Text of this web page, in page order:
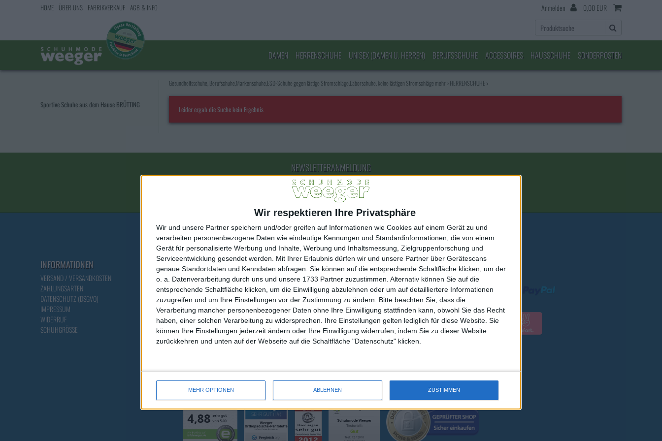
Wir respektieren Ihre Privatsphäre
Wir und unsere Partner speichern und/oder greifen auf Informationen wie Cookies auf einem Gerät zu und
verarbeiten personenbezogene Daten wie eindeutige Kennungen und Standardinformationen, die von einem
Gerät für personalisierte Werbung und Inhalte, Werbung und Inhaltsmessung, Zielgruppenforschung und
Serviceentwicklung gesendet werden.
Mit Ihrer Erlaubnis dürfen wir und unsere Partner über Gerätescans
genaue Standortdaten und Kenndaten abfragen. Sie können auf die entsprechende Schaltfläche klicken, um der
o. a. Datenverarbeitung durch uns und unsere 1733 Partner zuzustimmen. Alternativ können Sie auf die
entsprechende Schaltfläche klicken, um die Einwilligung abzulehnen oder um auf detailliertere Informationen
zuzugreifen und um Ihre Einstellungen vor der Zustimmung zu ändern.
Bitte beachten Sie, dass die
Verarbeitung mancher personenbezogener Daten ohne Ihre Einwilligung stattfinden kann, obwohl Sie das Recht
haben, einer solchen Verarbeitung zu widersprechen. Ihre Einstellungen gelten lediglich für diese Website. Sie
können Ihre Einstellungen jederzeit ändern oder Ihre Einwilligung widerrufen, indem Sie zu dieser Website
zurückkehren und unten auf der Webseite auf die Schaltfläche "Datenschutz" klicken.
MEHR OPTIONEN ABLEHNEN ZUSTIMMEN
HOME ÜBER UNS FABRIKVERKAUF AGB & INFO Anmelden 0,00 EUR
DAMEN HERRENSCHUHE UNISEX (DAMEN U. HERREN) BERUFSSCHUHE ACCESSOIRES HAUSSCHUHE SONDERPOSTEN
Sportive Schuhe aus dem Hause BRÜTTING
Gesundheitsschuhe, Berufschuhe,Markenschuhe,ESD-Schuhe gegen lästige Stromschläge,Laborschuhe, keine lästigen Stromschläge mehr >HERRENSCHUHE >
Leider ergab die Suche kein Ergebnis
NEWSLETTERANMELDUNG
E-Mail Adresse
INFORMATIONEN
VERSAND / VERSANDKOSTEN
ZAHLUNGSARTEN
DATENSCHUTZ (DSGVO)
IMPRESSUM
WIDERRUF
SCHUHGRÖSSE
ÜBER UNS
ONLINE - KATALOG
PARTNER
HOME
ÜBER UNS
FABRIKVERKAUF
AGB & INFO
SCHUH WEEGER
MEIN KONTO
KONTAKT
WARENKORB
ZAHLUNG / VERSAND